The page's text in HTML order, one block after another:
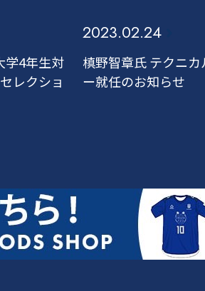
学4年生対
レクショ
2023.02.24
槙野智章氏 テクニ
ー就任のお知らせ